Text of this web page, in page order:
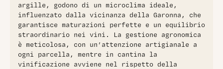
argille, godono di un microclima ideale,
influenzato dalla vicinanza della Garonna, che
garantisce maturazioni perfette e un equilibrio
straordinario nei vini. La gestione agronomica
è meticolosa, con un’attenzione artigianale a
ogni parcella, mentre in cantina la
vinificazione avviene nel rispetto della